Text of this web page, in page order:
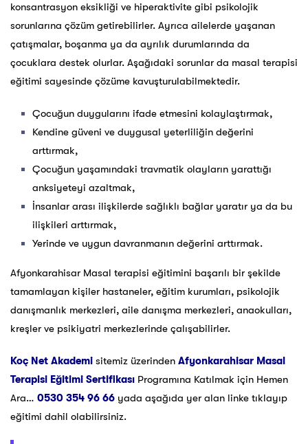
konsantrasyon eksikliği ve hiperaktivite gibi psikolojik
sorunlarına çözüm getirebilirler. Ayrıca ailelerde yaşanan
çatışmalar, boşanma ya da ayrılık durumlarında da
çocuklara destek olurlar. Aşağıdaki sorunlar da masal terapisi
eğitimi sayesinde çözüme kavuşturulabilmektedir.
Çocuğun duygularını ifade etmesini kolaylaştırmak,
Kendine güveni ve duygusal yeterliliğin değerini
arttırmak,
Çocuğun yaşamındaki travmatik olayların yarattığı
anksiyeteyi azaltmak,
İnsanlar arası ilişkilerde sağlıklı bağlar yaratır ya da bu
ilişkileri arttırmak,
Yerinde ve uygun davranmanın değerini arttırmak.
Afyonkarahisar Masal terapisi eğitimini başarılı bir şekilde
tamamlayan kişiler hastaneler, eğitim kurumları, psikolojik
danışmanlık merkezleri, aile danışma merkezleri, anaokulları,
kreşler ve psikiyatri merkezlerinde çalışabilirler.
Koç Net Akademi sitemiz üzerinden Afyonkarahisar Masal
Terapisi Eğitimi Sertifikası Programına Katılmak için Hemen
Ara… 0530 354 96 66 yada aşağıda yer alan linke tıklayıp
eğitimi dahil olabilirsiniz.